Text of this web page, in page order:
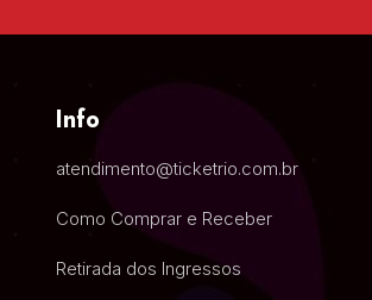
Info
atendimento@ticketrio.com.br
Como Comprar e Receber
Retirada dos Ingressos